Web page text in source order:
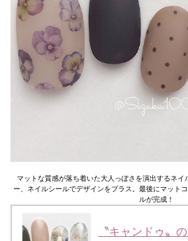
マットな質感が落ち着いた大人っぽさを演出するネイ
ー、ネイルシールでデザインをプラス。最後にマット
ルが完成！
〝キャンドゥ〟